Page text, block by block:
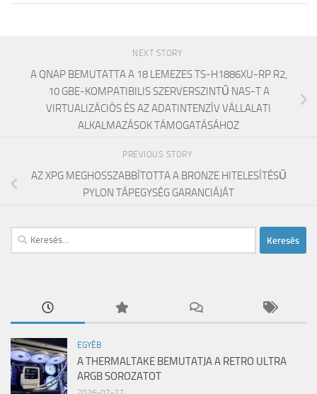
NEXT STORY
A QNAP BEMUTATTA A 18 LEMEZES TS-H1886XU-RP R2,
10 GBE-KOMPATIBILIS SZERVERSZINTŰ NAS-T A
VIRTUALIZÁCIÓS ÉS AZ ADATINTENZÍV VÁLLALATI
ALKALMAZÁSOK TÁMOGATÁSÁHOZ
PREVIOUS STORY
AZ XPG MEGHOSSZABBÍTOTTA A BRONZE HITELESÍTÉSŰ
PYLON TÁPEGYSÉG GARANCIÁJÁT
Keresés:
EGYÉB
A THERMALTAKE BEMUTATJA A RETRO ULTRA
ARGB SOROZATOT